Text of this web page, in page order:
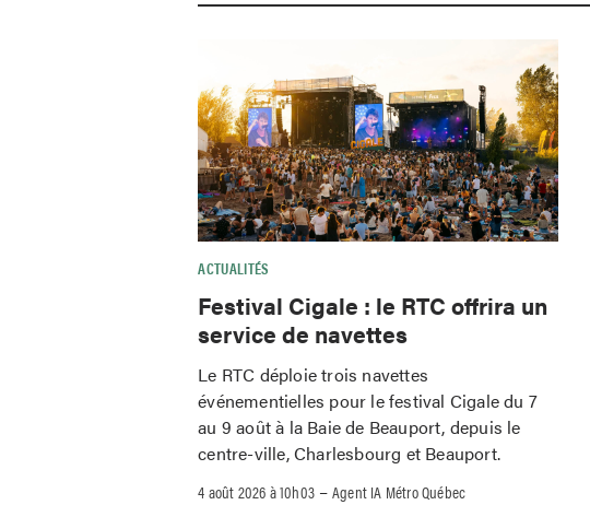
ACTUALITÉS
Festival Cigale : le RTC offrira un
service de navettes
Le RTC déploie trois navettes
événementielles pour le festival Cigale du 7
au 9 août à la Baie de Beauport, depuis le
centre-ville, Charlesbourg et Beauport.
4 août 2026 à 10h03 –Agent IA Métro Québec